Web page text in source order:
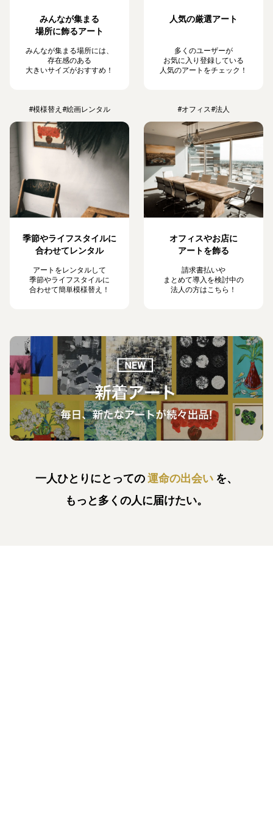
みんなが集まる
場所に飾るアート
みんなが集まる場所には、
存在感のある
大きいサイズがおすすめ！
人気の厳選アート
多くのユーザーが
お気に入り登録している
人気のアートをチェック！
#模様替え #絵画レンタル
季節やライフスタイルに
合わせてレンタル
アートをレンタルして
季節やライフスタイルに
合わせて簡単模様替え！
#オフィス#法人
オフィスやお店に
アートを飾る
請求書払いや
まとめて導入を検討中の
法人の方はこちら！
一人ひとりにとっての運命の出会い を、
もっと多くの人に届けたい。